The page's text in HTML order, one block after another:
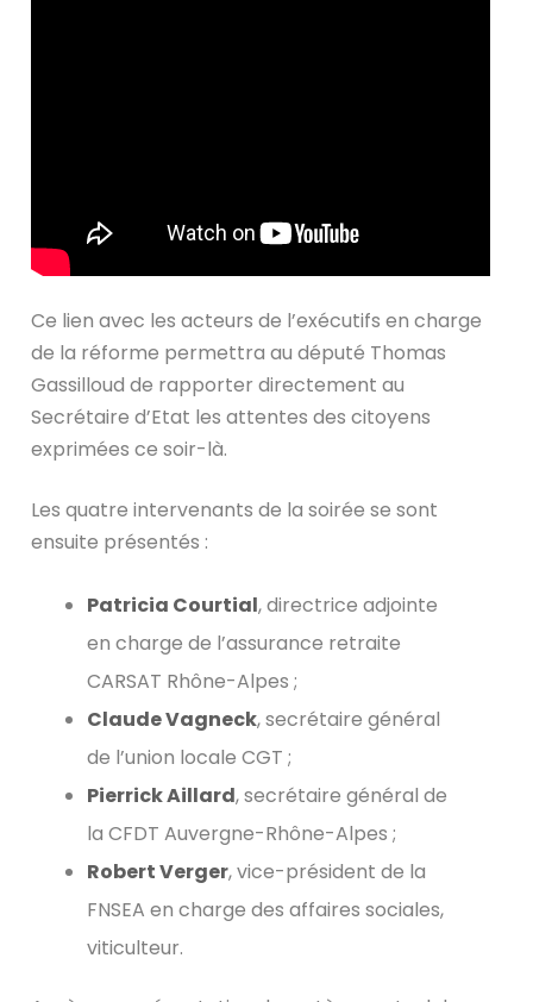
Ce lien avec les acteurs de l’exécutifs en charge
de la réforme permettra au député Thomas
Gassilloud de rapporter directement au
Secrétaire d’Etat les attentes des citoyens
exprimées ce soir-là.
Les quatre intervenants de la soirée se sont
ensuite présentés :
Patricia Courtial, directrice adjointe
en charge de l’assurance retraite
CARSAT Rhône-Alpes ;
Claude Vagneck, secrétaire général
de l’union locale CGT ;
Pierrick Aillard, secrétaire général de
la CFDT Auvergne-Rhône-Alpes ;
Robert Verger, vice-président de la
FNSEA en charge des affaires sociales,
viticulteur.